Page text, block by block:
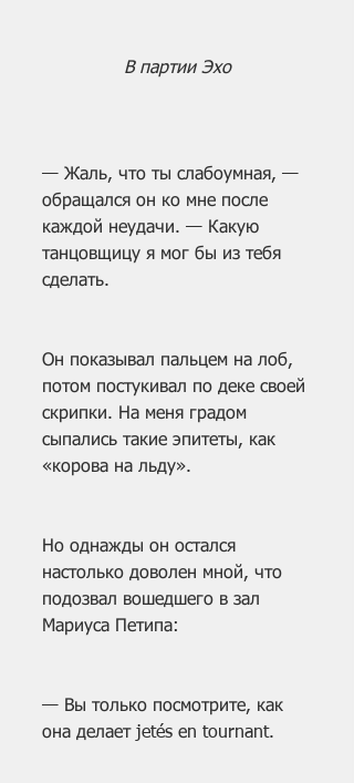
В партии Эхо
— Жаль, что ты слабоумная, —
обращался он ко мне после
каждой неудачи. — Какую
танцовщицу я мог бы из тебя
сделать.
Он показывал пальцем на лоб,
потом постукивал по деке своей
скрипки. На меня градом
сыпались такие эпитеты, как
«корова на льду».
Но однажды он остался
настолько доволен мной, что
подозвал вошедшего в зал
Мариуса Петипа:
— Вы только посмотрите, как
она делает jetés еn tournant.